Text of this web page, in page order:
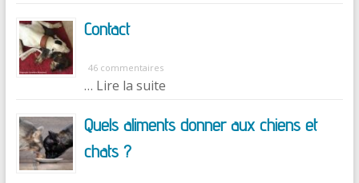
Contact
46 commentaires
… Lire la suite
Quels aliments donner aux chiens et
chats ?